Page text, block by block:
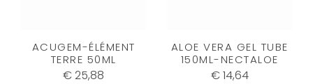
ACUGEM-ÉLÉMENT
TERRE 50ML
€ 25,88
ALOE VERA GEL TUBE
150ML-NECTALOE
€ 14,64